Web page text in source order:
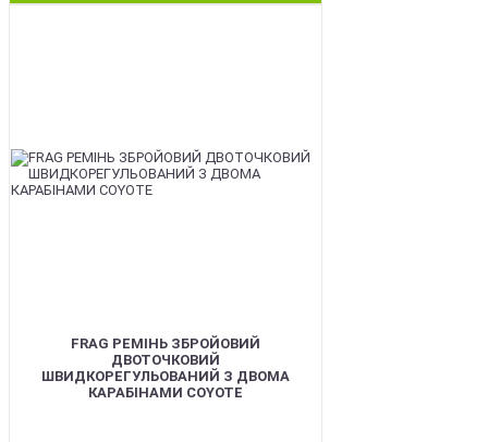
FRAG РЕМІНЬ ЗБРОЙОВИЙ
ДВОТОЧКОВИЙ
ШВИДКОРЕГУЛЬОВАНИЙ З ДВОМА
КАРАБІНАМИ COYOTE